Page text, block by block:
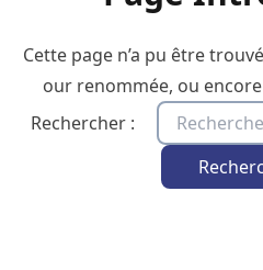
Cette page n’a pu être
our renommée, ou
Rechercher :